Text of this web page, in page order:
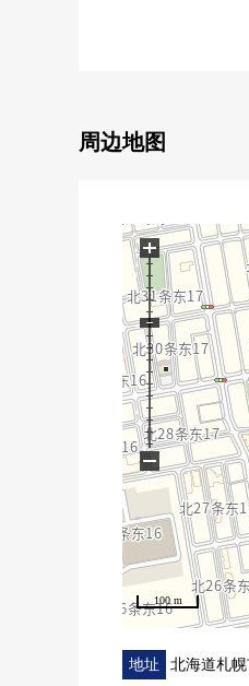
0 厕所在两、三楼
0 家计划Center
0 有出自高门式
0 室内状况良好度
0 节能天然气热
■房源推荐焦点
LDK的家族的会话
周边地图
100 m
+
−
地址 北海道札